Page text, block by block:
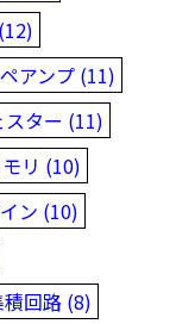
アンプ (11)
スター (11)
リ (10)
ン (10)
回路 (8)